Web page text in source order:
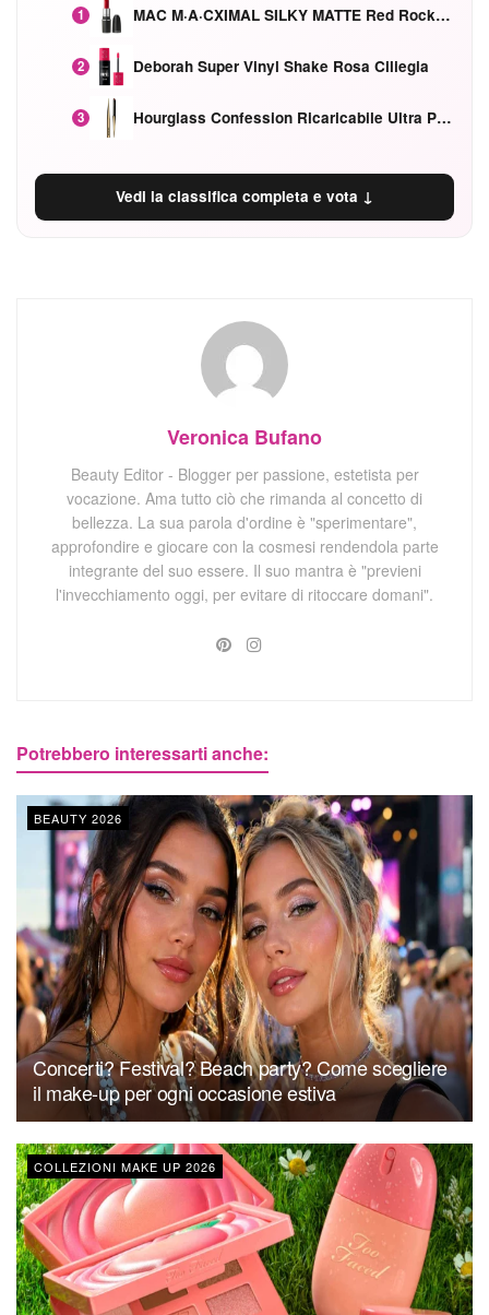
1 MAC M·A·CXIMAL SILKY MATTE Red Rock mat
2 Deborah Super Vinyl Shake Rosa Ciliegia
3 Hourglass Confession Ricaricabile Ultra Preciso Ad Alta Intensità Secretly Classic Red
Vedi la classifica completa e vota ↓
Veronica Bufano
Beauty Editor - Blogger per passione, estetista per
vocazione. Ama tutto ciò che rimanda al concetto di
bellezza. La sua parola d'ordine è "sperimentare",
approfondire e giocare con la cosmesi rendendola parte
integrante del suo essere. Il suo mantra è "previeni
l'invecchiamento oggi, per evitare di ritoccare domani".
Potrebbero interessarti anche:
BEAUTY 2026
Concerti? Festival? Beach party? Come scegliere
il make-up per ogni occasione estiva
COLLEZIONI MAKE UP 2026